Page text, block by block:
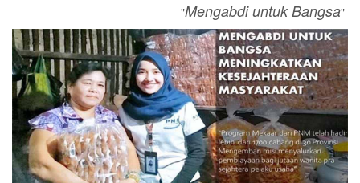
"Mengabdi untuk Bangsa"